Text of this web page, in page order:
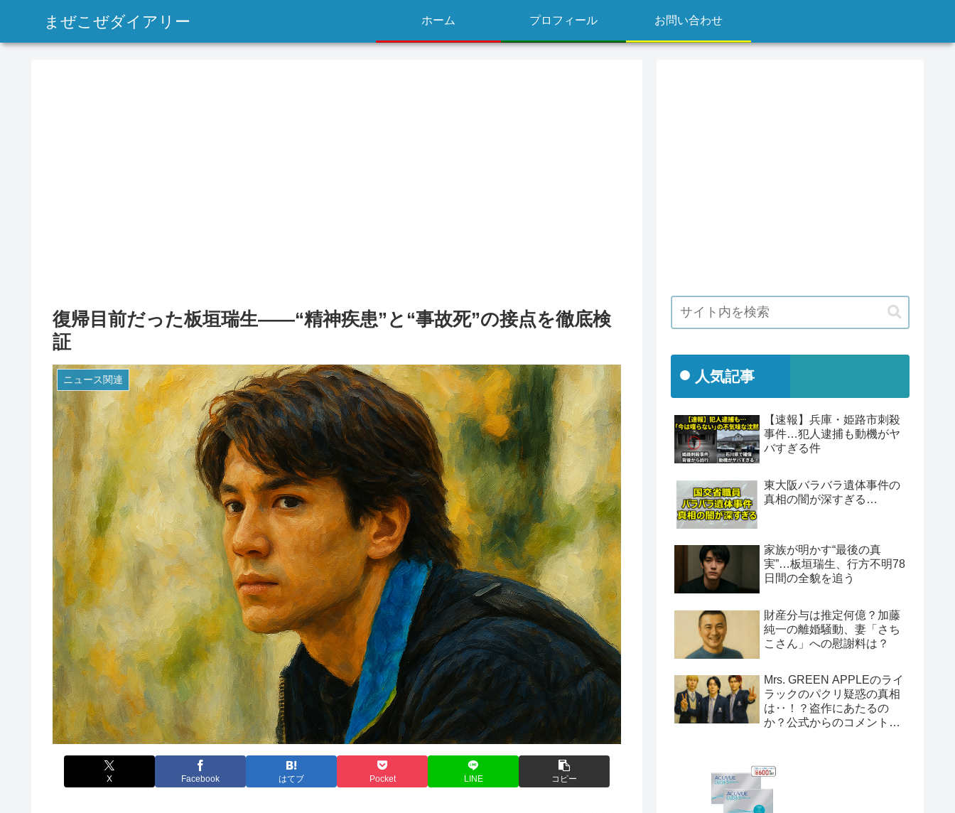
まぜこぜダイアリー ホーム プロフィール お問い合わせ
復帰目前だった板垣瑞生――“精神疾患”と“事故死”の接点を徹底検
証
ニュース関連
X Facebook はてブ Pocket LINE コピー
人気記事
【速報】兵庫・姫路市刺殺
事件…犯人逮捕も動機がヤ
バすぎる件
東大阪バラバラ遺体事件の
真相の闇が深すぎる…
家族が明かす“最後の真
実”…板垣瑞生、行方不明78
日間の全貌を追う
財産分与は推定何億？加藤
純一の離婚騒動、妻「さち
こさん」への慰謝料は？
Mrs. GREEN APPLEのライ
ラックのパクリ疑惑の真相
は‥！？盗作にあたるの
か？公式からのコメント